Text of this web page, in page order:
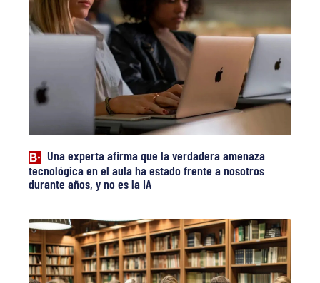
Una experta afirma que la verdadera amenaza
tecnológica en el aula ha estado frente a nosotros
durante años, y no es la IA